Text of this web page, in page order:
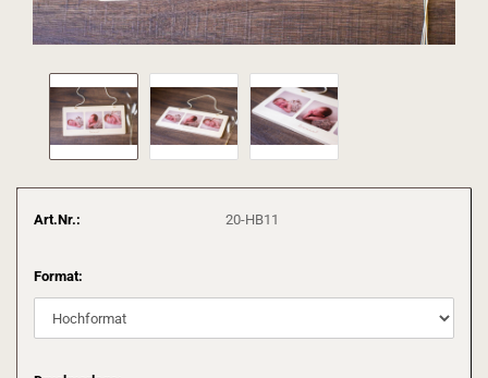
Art.Nr.: 20-HB11
Format: